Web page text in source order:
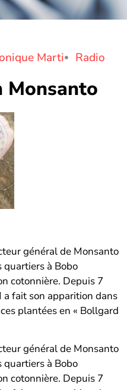
Marti Radio
Monsanto
général de Monsanto
quartiers à Bobo
cotonnière. Depuis 7
a fait son apparition dans
plantées en « Bollgard
général de Monsanto
quartiers à Bobo
cotonnière. Depuis 7